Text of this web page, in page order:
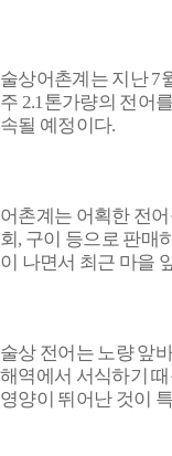
술상어촌계는 지난7
주 2.1 톤가량의 전어
속될 예정이다.
어촌계는 어획한 전
회, 구이 등으로 판매
이 나면서 최근 마을
술상 전어는 노량 앞
해역에서 서식하기
영양이 뛰어난 것이